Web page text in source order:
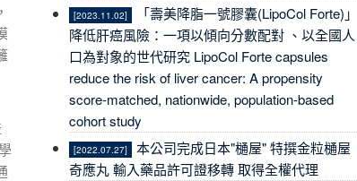
[2023.11.02]
「壽美降脂一號膠囊(LipoCol Forte)」
降低肝癌風險：一項以傾向分數配對 、以全國人
口為對象的世代研究 LipoCol Forte capsules
reduce the risk of liver cancer: A propensity
score-matched, nationwide, population-based
cohort study
[2022.07.27]
本公司完成日本"樋屋" 特撰金粒樋屋
奇應丸 輸入藥品許可證移轉 取得全權代理